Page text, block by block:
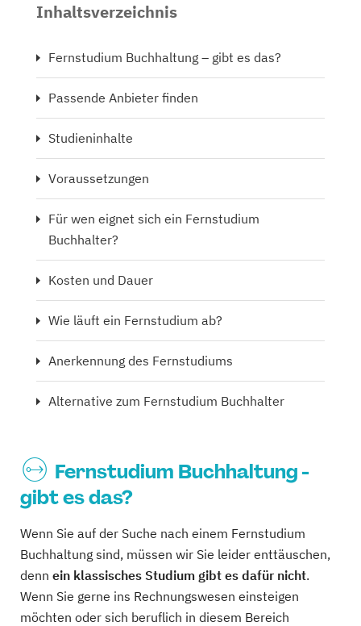
Inhaltsverzeichnis
Fernstudium Buchhaltung – gibt es das?
Passende Anbieter finden
Studieninhalte
Voraussetzungen
Für wen eignet sich ein Fernstudium
Buchhalter?
Kosten und Dauer
Wie läuft ein Fernstudium ab?
Anerkennung des Fernstudiums
Alternative zum Fernstudium Buchhalter
Fernstudium Buchhaltung -
gibt es das?
Wenn Sie auf der Suche nach einem Fernstudium
Buchhaltung sind, müssen wir Sie leider enttäuschen,
denn ein klassisches Studium gibt es dafür nicht.
Wenn Sie gerne ins Rechnungswesen einsteigen
möchten oder sich beruflich in diesem Bereich